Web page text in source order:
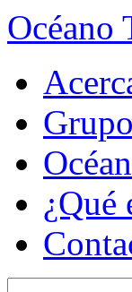
Océano
¿Qué